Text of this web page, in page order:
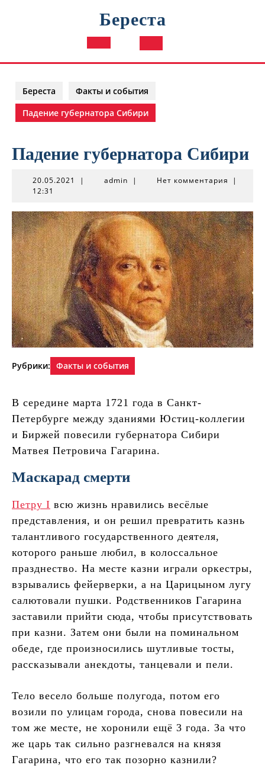
Береста
Кнопка
Береста
Факты и события
Падение губернатора Сибири
Падение губернатора Сибири
20.05.2021 20.05.2021
| adminadmin
| Нет комментария
|
12:31
Рубрики: Факты и события
В середине марта 1721 года в Санкт-
Петербурге между зданиями Юстиц-коллегии
и Биржей повесили губернатора Сибири
Матвея Петровича Гагарина.
Маскарад смерти
Петру I всю жизнь нравились весёлые
представления, и он решил превратить казнь
талантливого государственного деятеля,
которого раньше любил, в колоссальное
празднество. На месте казни играли оркестры,
взрывались фейерверки, а на Царицыном лугу
салютовали пушки. Родственников Гагарина
заставили прийти сюда, чтобы присутствовать
при казни. Затем они были на поминальном
обеде, где произносились шутливые тосты,
рассказывали анекдоты, танцевали и пели.
Тело весело больше полугода, потом его
возили по улицам города, снова повесили на
том же месте, не хоронили ещё 3 года. За что
же царь так сильно разгневался на князя
Гагарина, что его так позорно казнили?